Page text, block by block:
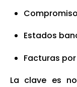
Estados
Facturas
La clave es